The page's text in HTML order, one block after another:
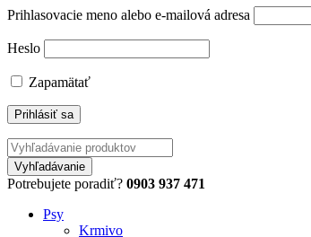
Prihlasovacie meno alebo e-mailová adresa
Heslo
Zapamätať
Potrebujete poradiť? 0903 937 471
Psy
Krmivo